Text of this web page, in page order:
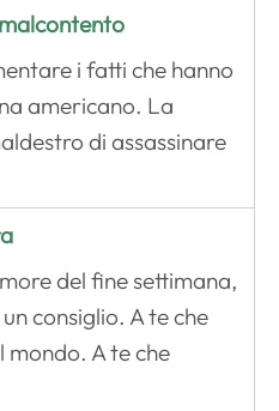
i fatti che hanno
americano. La
di assassinare
del fine settimana,
consiglio. A te che
A te che